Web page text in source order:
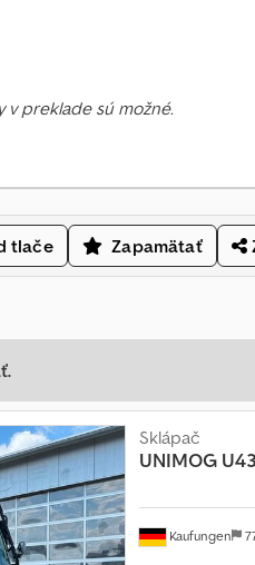
v preklade sú možné.
tlače Zapamätať
Kaufungen
Sklápač
UNIMOG